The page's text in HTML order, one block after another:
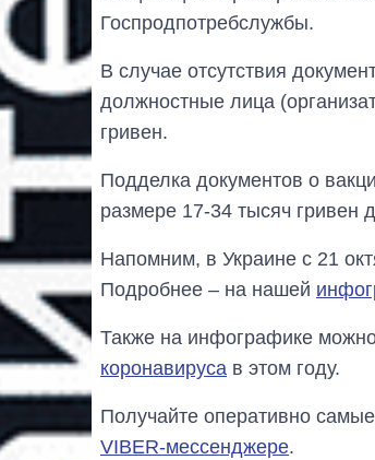
Госпродпотребслужбы.
В случае отсутствия
должностные лица
гривен.
Подделка документов о
размере 17-34 тысяч гривен
Напомним, в Украине с 21
Подробнее – на нашей
Также на инфографике
коронавируса в этом году.
Получайте оперативно
VIBER-мессенджере.